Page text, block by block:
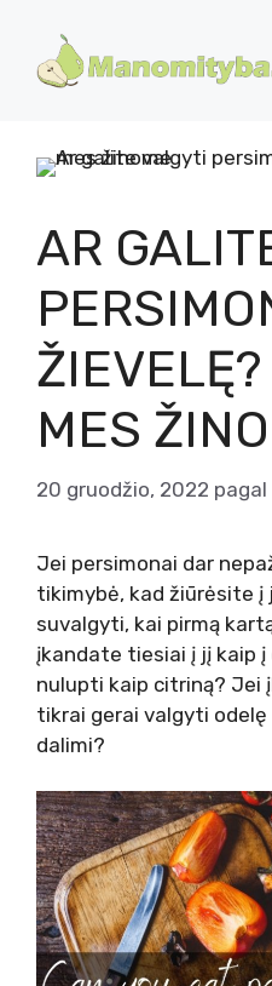
turinio
AR
MES
20 gruodžio, 2022 pagal
Jei persimonai dar
tikimybė, kad žiūrėsite į
suvalgyti, kai pirmą
įkandate tiesiai į jį kaip į
nulupti kaip citriną? Jei
tikrai gerai valgyti
dalimi?